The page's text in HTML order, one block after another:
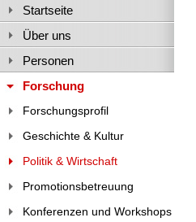
Startseite
Über uns
Personen
Forschung
Forschungsprofil
Geschichte & Kultur
Politik & Wirtschaft
Promotionsbetreuung
Konferenzen und Workshops